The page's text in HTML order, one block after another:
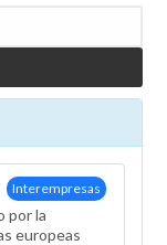
Interempresas
por la
europeas